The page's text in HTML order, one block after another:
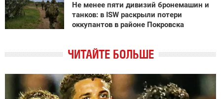
Не менее пяти дивизий бронемашин и
танков: в ISW раскрыли потери
оккупантов в районе Покровска
ЧИТАЙТЕ БОЛЬШЕ